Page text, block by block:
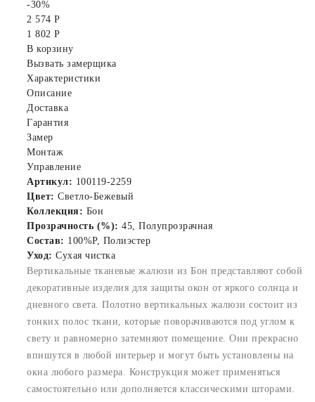
-30%
2 574 Р
1 802 Р
В корзину
Вызвать замерщика
Характеристики
Описание
Доставка
Гарантия
Замер
Монтаж
Управление
Артикул: 100119-2259
Цвет: Светло-Бежевый
Коллекция: Бон
Прозрачность (%): 45, Полупрозрачная
Состав: 100%P, Полиэстер
Уход: Сухая чистка
Вертикальные тканевые жалюзи из Бон представляют собой
декоративные изделия для защиты окон от яркого солнца и
дневного света. Полотно вертикальных жалюзи состоит из
тонких полос ткани, которые поворачиваются под углом к
свету и равномерно затемняют помещение. Они прекрасно
впишутся в любой интерьер и могут быть установлены на
окна любого размера. Конструкция может применяться
самостоятельно или дополняется классическими шторами.